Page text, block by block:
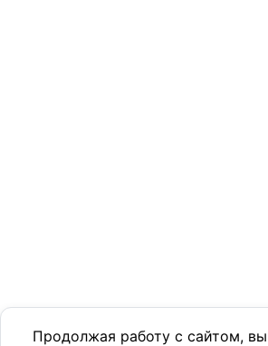
Продолжая работу с сайтом,